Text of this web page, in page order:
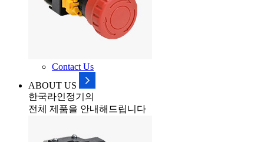
Contact Us
ABOUT US
한국라인정기의
전체 제품을 안내해드립니다